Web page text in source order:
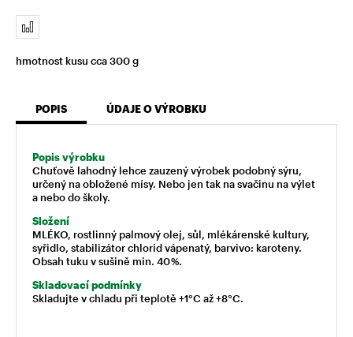
hmotnost kusu cca 300 g
POPIS ÚDAJE O VÝROBKU
Popis výrobku
Chuťově lahodný lehce zauzený výrobek podobný sýru,
určený na obložené mísy. Nebo jen tak na svačinu na výlet
a nebo do školy.
Složení
MLÉKO, rostlinný palmový olej, sůl, mlékárenské kultury,
syřidlo, stabilizátor chlorid vápenatý, barvivo: karoteny.
Obsah tuku v sušině min. 40 %.
Skladovací podmínky
Skladujte v chladu při teplotě +1°C až +8°C.